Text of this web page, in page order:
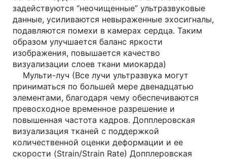
задействуются “неочищенные” ультразвуковые
данные, усиливаются невыраженные эхосигналы,
подавляются помехи в камерах сердца. Таким
образом улучшается баланс яркости
изображения, повышается качество
визуализации слоев ткани миокарда)
Мульти-луч (Все лучи ультразвука могут
приниматься по большей мере двенадцатью
элементами, благодаря чему обеспечиваются
превосходное временное разрешение и
повышенная частота кадров. Допплеровская
визуализация тканей с поддержкой
количественной оценки деформации и ее
скорости (Strain/Strain Rate) Допплеровская